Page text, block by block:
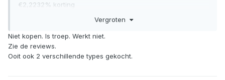
€2,2232% korting
€5,00 korting op bestellingen van meer dan €39,00
Nieuwe Verstelbare Sterkte Lens Bril Variabele Focus
Afstand Zoom Bril Beschermend
Vergroten
Niet kopen. Is troep. Werkt niet.
Zie de reviews.
Ooit ook 2 verschillende types gekocht.